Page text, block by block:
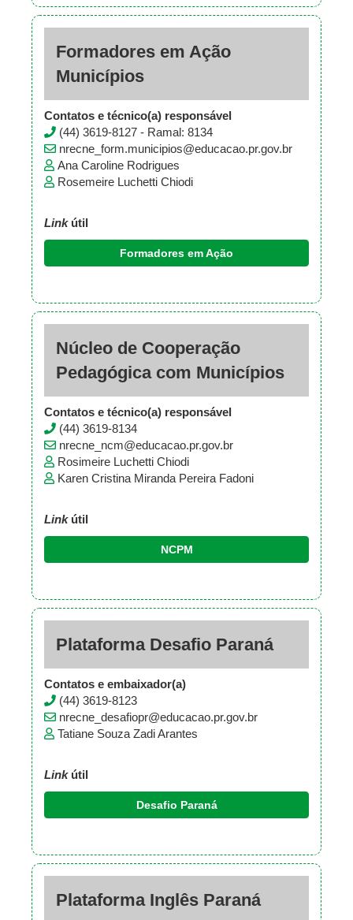
Formadores em Ação
Municípios
Contatos e técnico(a) responsável
(44) 3619-8127 - Ramal: 8134
nrecne_form.municipios@educacao.pr.gov.br
Ana Caroline Rodrigues
Rosemeire Luchetti Chiodi
Linkútil
Formadores em Ação
Núcleo de Cooperação
Pedagógica com Municípios
Contatos e técnico(a) responsável
(44) 3619-8134
nrecne_ncm@educacao.pr.gov.br
Rosimeire Luchetti Chiodi
Karen Cristina Miranda Pereira Fadoni
Linkútil
NCPM
Plataforma Desafio Paraná
Contatos e embaixador(a)
(44) 3619-8123
nrecne_desafiopr@educacao.pr.gov.br
Tatiane Souza Zadi Arantes
Linkútil
Desafio Paraná
Plataforma Inglês Paraná